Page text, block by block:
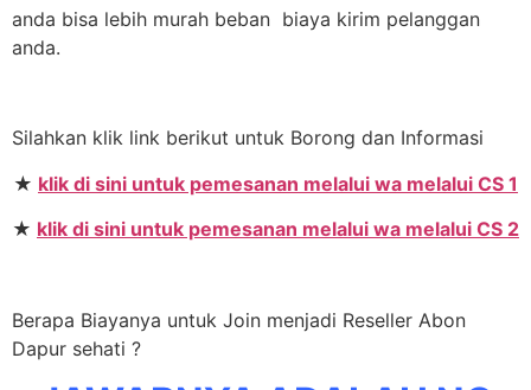
anda bisa lebih murah beban biaya kirim pelanggan
anda.
Silahkan klik link berikut untuk Borong dan Informasi
★ klik di sini untuk pemesanan melalui wa melalui CS 1
★ klik di sini untuk pemesanan melalui wa melalui CS 2
Berapa Biayanya untuk Join menjadi Reseller Abon
Dapur sehati ?